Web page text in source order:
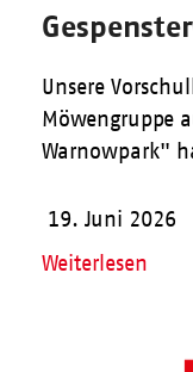
Unsere
Möwengruppe
Warnowpark"
19. Juni 2026
Weiterlesen